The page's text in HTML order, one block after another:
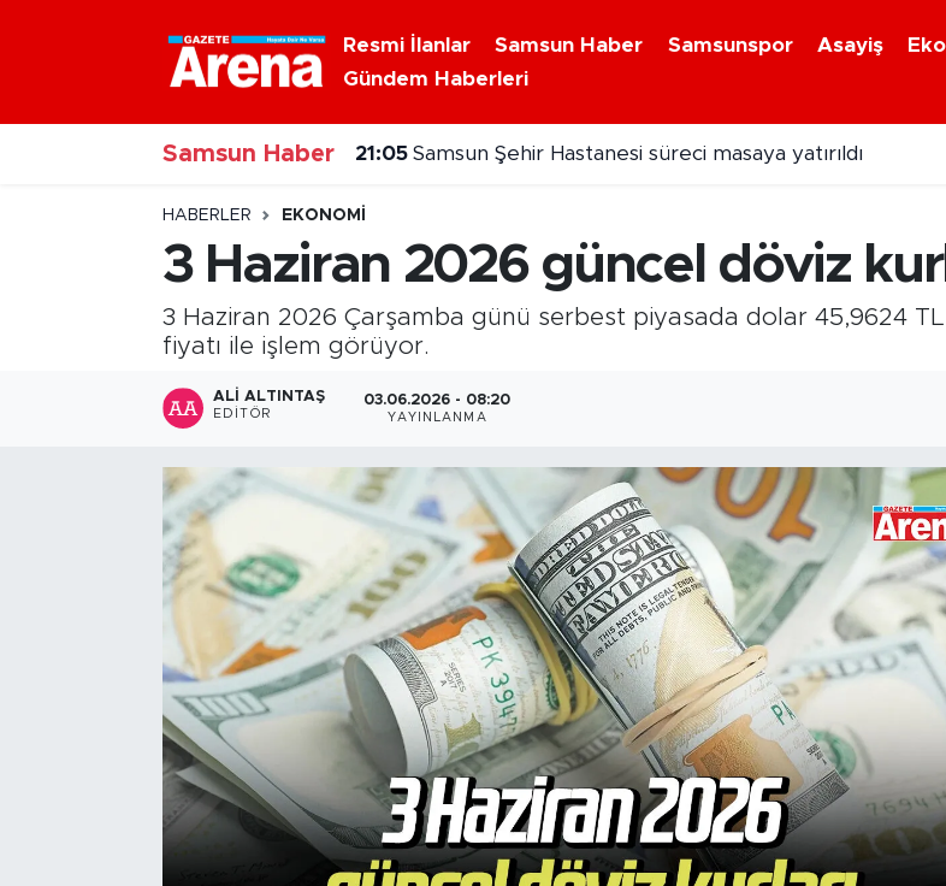
Resmi İlanlar Samsun Haber Samsunspor Asayiş
Gündem Haberleri
Samsun Haber
21:05 Samsun Şehir Hastanesi süreci masaya yatırıldı
HABERLER EKONOMI
3 Haziran 2026 güncel döviz
3 Haziran 2026 Çarşamba günü serbest piyasada dolar 45,9624
fiyatı ile işlem görüyor.
ALI ALTINTAŞ
EDITÖR
03.06.2026 - 08:20
YAYINLANMA
Nöbetçi Eczaneler
Hava Durumu
Samsun Namaz Vakitleri
Trafik Durumu
Süper Lig Puan Durumu ve Fikstür
Tüm Manşetler
Haber Arşivi